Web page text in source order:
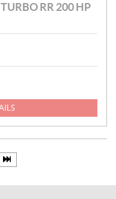
RR 200 HP